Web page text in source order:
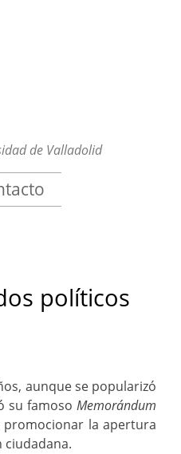
de Valladolid
políticos
aunque se popularizó
su famoso Memorándum
la apertura
ciudadana.